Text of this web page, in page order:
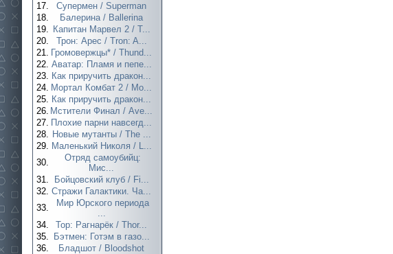
17.
Супермен / Superman
18.
Балерина / Ballerina
19. Капитан Марвел 2 / T...
20.
Трон: Арес / Tron: A...
21. Громовержцы* / Thund...
22. Аватар: Пламя и пепе...
23. Как приручить дракон...
24. Мортал Комбат 2 / Mo...
25. Как приручить дракон...
26. Мстители Финал / Ave...
27. Плохие парни навсегд...
28. Новые мутанты / The ...
29. Маленький Николя / L...
30.
Отряд самоубийц:
Мис...
31.
Бойцовский клуб / Fi...
32. Стражи Галактики. Ча...
33.
Мир Юрского периода
...
34.
Тор: Рагнарёк / Thor...
35.
Бэтмен: Готэм в газо...
36.
Бладшот / Bloodshot